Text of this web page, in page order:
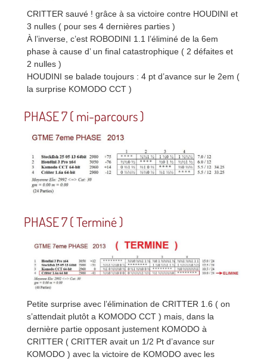
CRITTER sauvé ! grâce à sa victoire contre HOUDINI et
3 nulles ( pour ses 4 dernières parties )
À l’inverse, c’est ROBODINI 1.1 l’éliminé de la 6em
phase à cause d’ un final catastrophique ( 2 défaites et
2 nulles )
HOUDINI se balade toujours : 4 pt d’avance sur le 2em (
la surprise KOMODO CCT )
PHASE 7 ( mi-parcours )
PHASE 7 ( Terminé )
Petite surprise avec l’élimination de CRITTER 1.6 ( on
s’attendait plutôt a KOMODO CCT ) mais, dans la
dernière partie opposant justement KOMODO à
CRITTER ( CRITTER avait un 1/2 Pt d’avance sur
KOMODO ) avec la victoire de KOMODO avec les